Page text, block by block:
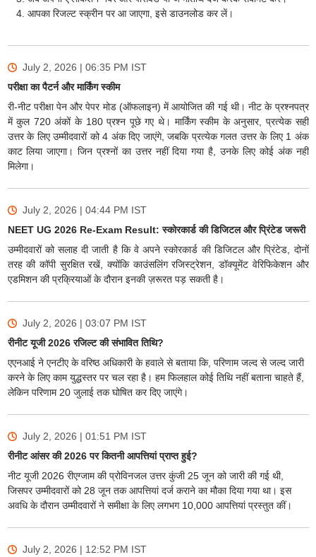
आपका रिजल्ट स्क्रीन पर आ जाएगा, इसे डाउनलोड कर लें।
July 2, 2026 | 06:35 PM IST
परीक्षा का पैटर्न और मार्किंग स्कीम
री-नीट परीक्षा पेन और पेपर मोड (ऑफलाइन) में आयोजित की गई थी। नीट के प्रश्नपत्र
में कुल 720 अंकों के 180 प्रश्न पूछे गए थे। मार्किंग स्कीम के अनुसार, प्रत्येक सही
उत्तर के लिए उम्मीदवारों को 4 अंक दिए जाएंगे, जबकि प्रत्येक गलत उत्तर के लिए 1 अंक
काट लिया जाएगा। जिन प्रश्नों का उत्तर नहीं दिया गया है, उनके लिए कोई अंक नहीं
मिलेगा।
July 2, 2026 | 04:44 PM IST
NEET UG 2026 Re-Exam Result: स्कोरकार्ड की डिजिटल और प्रिंटेड जरूरी
उम्मीदवारों को सलाह दी जाती है कि वे अपने स्कोरकार्ड की डिजिटल और प्रिंटेड, दोनों
तरह की कॉपी सुरक्षित रखें, क्योंकि काउंसलिंग रजिस्ट्रेशन, डॉक्यूमेंट वेरिफिकेशन और
एडमिशन की प्रक्रियाओं के दौरान इनकी ज़रूरत पड़ सकती है।
July 2, 2026 | 03:07 PM IST
रीनीट यूजी 2026 रजिल्ट की संभावित तिथि?
एएनआई ने एनटीए के वरिष्ठ अधिकारी के हवाले से बताया कि, परिणाम जल्द से जल्द जारी
करने के लिए काम युद्धस्तर पर चल रहा है। हम फिलहाल कोई तिथि नहीं बताना चाहते हैं,
लेकिन परिणाम 20 जुलाई तक घोषित कर दिए जाएंगे।
July 2, 2026 | 01:51 PM IST
रीनीट आंसर की 2026 पर कितनी आपत्तियां प्राप्त हुई?
नीट यूजी 2026 रीएग्जाम की प्रोविनजल उत्तर कुंजी 25 जून को जारी की गई थी,
जिसपर उम्मीदवारों को 28 जून तक आपत्तियां दर्ज कराने का मौका दिया गया था। इस
अवधि के दौरान उम्मीदवारों ने समीक्षा के लिए लगभग 10,000 आपत्तियां प्रस्तुत कीं।
July 2, 2026 | 12:52 PM IST